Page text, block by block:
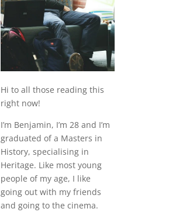
Hi to all those reading this
right now!
I’m Benjamin, I’m 28 and I’m
graduated of a Masters in
History, specialising in
Heritage. Like most young
people of my age, I like
going out with my friends
and going to the cinema.